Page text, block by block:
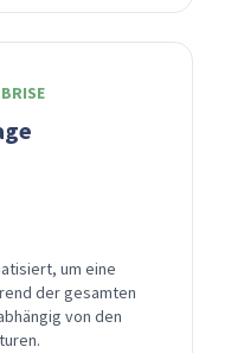
um eine
der gesamten
von den